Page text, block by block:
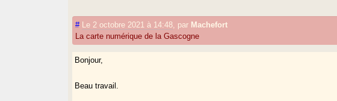
# Le 2 octobre 2021 à 14:48 par Machefort
La carte numérique de la Gascogne
Bonjour,
Beau travail.